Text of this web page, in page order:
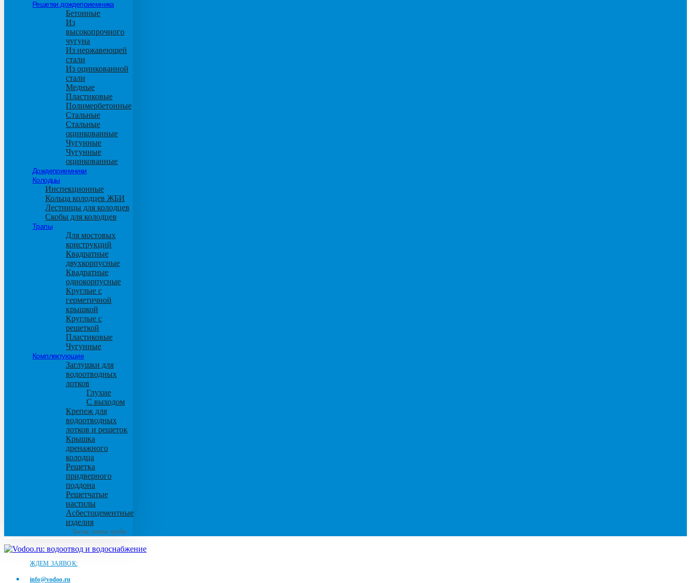
Решетки дождеприемника
Бетонные
Из
высокопрочного
чугуна
Из нержавеющей
стали
Из оцинкованной
стали
Медные
Пластиковые
Полимербетонные
Стальные
Стальные
оцинкованные
Чугунные
Чугунные
оцинкованные
Дождеприемники
Колодцы
Инспекционные
Кольца колодцев ЖБИ
Лестницы для колодцев
Скобы для колодцев
Трапы
Для мостовых
конструкций
Квадратные
двухкорпусные
Квадратные
однокорпусные
Круглые с
герметичной
крышкой
Круглые с
решеткой
Пластиковые
Чугунные
Комплектующие
Заглушки для
водоотводных
лотков
Глухие
С выходом
Крепеж для
водоотводных
лотков и решеток
Крышка
дренажного
колодца
Решетка
придверного
поддона
Решетчатые
настилы
Асбестоцементные
изделия
Листы, плиты, трубы
ЖДЕМ ЗАЯВОК:
info@vodoo.ru